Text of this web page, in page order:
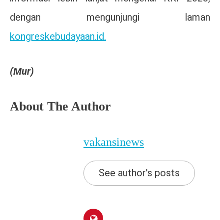
dengan mengunjungi laman
kongreskebudayaan.id.
(Mur)
About The Author
vakansinews
See author's posts